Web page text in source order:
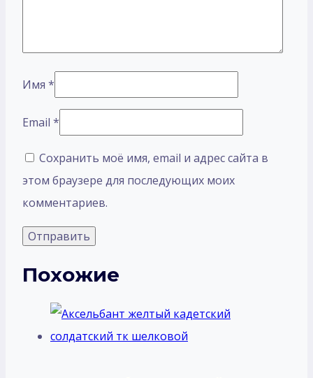
Имя *
Email *
Сохранить моё имя, email и адрес сайта в
этом браузере для последующих моих
комментариев.
Похожие